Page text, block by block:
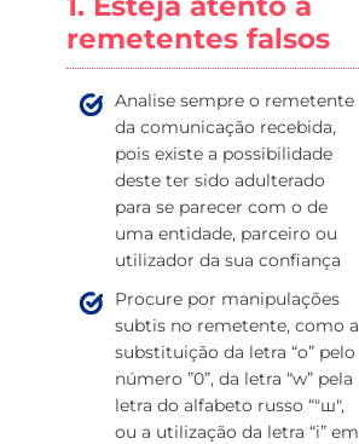
remetentes falsos
Analise sempre o remetente
da comunicação recebida,
pois existe a possibilidade
deste ter sido adulterado
para se parecer com o de
uma entidade, parceiro ou
utilizador da sua confiança
Procure por manipulações
subtis no remetente, como a
substituição da letra “o” pelo
número ”0”, da letra “w” pela
letra do alfabeto russo “"ш",
ou a utilização da letra “i” em